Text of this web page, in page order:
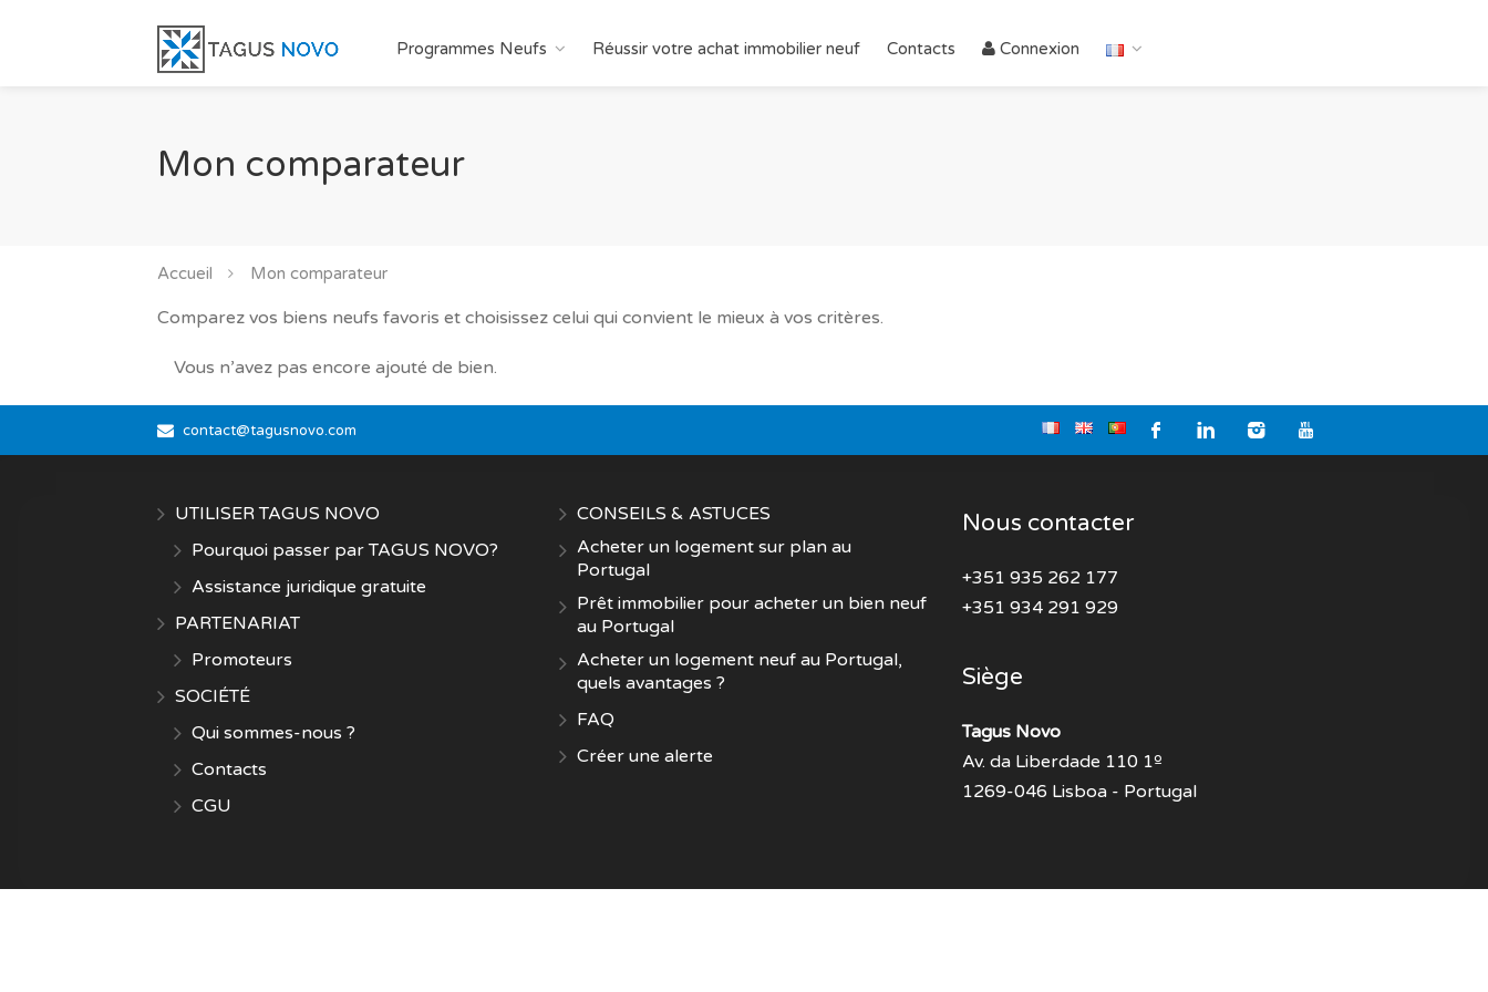
Programmes Neufs Réussir votre achat immobilier neuf Contacts Connexion
Mon comparateur
Accueil Mon comparateur
Comparez vos biens neufs favoris et choisissez celui qui convient le mieux à vos critères.
Vous n’avez pas encore ajouté de bien.
contact@tagusnovo.com
UTILISER TAGUS NOVO
Pourquoi passer par TAGUS NOVO?
Assistance juridique gratuite
PARTENARIAT
Promoteurs
SOCIÉTÉ
Qui sommes-nous ?
Contacts
CGU
CONSEILS & ASTUCES
Acheter un logement sur plan au
Portugal
Prêt immobilier pour acheter un bien neuf
au Portugal
Acheter un logement neuf au Portugal,
quels avantages ?
FAQ
Créer une alerte
Nous contacter
+351 935 262 177
+351 934 291 929
Siège
Tagus Novo
Av. da Liberdade 110 1º
1269-046 Lisboa - Portugal